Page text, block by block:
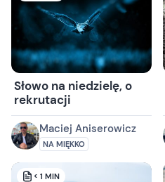
Słowo na niedzielę, o
rekrutacji
Maciej Aniserowicz
NA MIĘKKO
< 1 MIN